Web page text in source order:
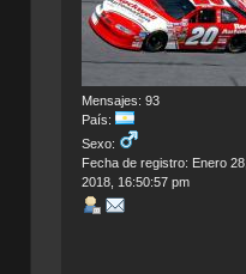
Mensajes: 93
País:
Sexo:
Fecha de registro: Enero 28,
2018, 16:50:57 pm